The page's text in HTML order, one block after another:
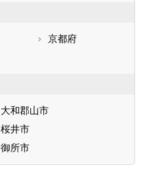
京都府
大和郡山市
桜井市
御所市